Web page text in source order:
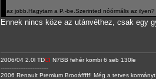
az jobb.Hagytam a P.-be.Szerinted nóórmális az ilyen?
Ennek nincs köze az utánvéthez, csak egy
2006/04 2.0l TDCI N7BB fehér kombi 6 seb 130le
---------------------------
2006 Renault Premium Brooáfffff! Még a tetves